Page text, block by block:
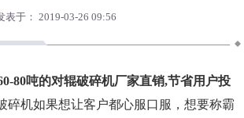
表于： 2019-03-26 09:56
80吨的对辊破碎机厂家直销,节省用户投
碎机如果想让客户都心服口服，想要称霸